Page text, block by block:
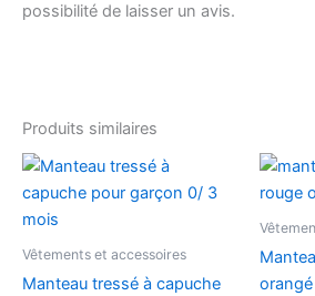
possibilité de laisser un avis.
Produits similaires
Vêtements et accessoires
Manteau tressé à capuche